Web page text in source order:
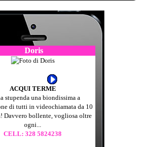
Doris
ACQUI TERME
stupenda una biondissima a
di tutti in videochiamata da 10
Davvero bollente, vogliosa oltre
ogni...
CELL: 328 5824238